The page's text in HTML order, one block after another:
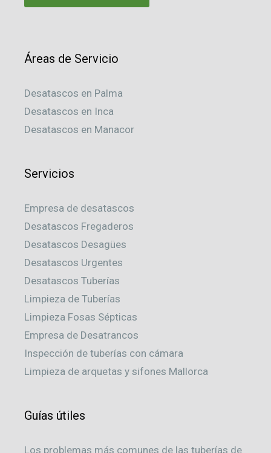
Áreas de Servicio
Desatascos en Palma
Desatascos en Inca
Desatascos en Manacor
Servicios
Empresa de desatascos
Desatascos Fregaderos
Desatascos Desagües
Desatascos Urgentes
Desatascos Tuberías
Limpieza de Tuberías
Limpieza Fosas Sépticas
Empresa de Desatrancos
Inspección de tuberías con cámara
Limpieza de arquetas y sifones Mallorca
Guías útiles
Los problemas más comunes de las tuberías de